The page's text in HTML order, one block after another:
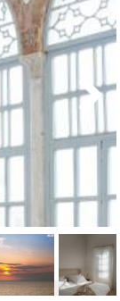
עיסוי
שיאצו